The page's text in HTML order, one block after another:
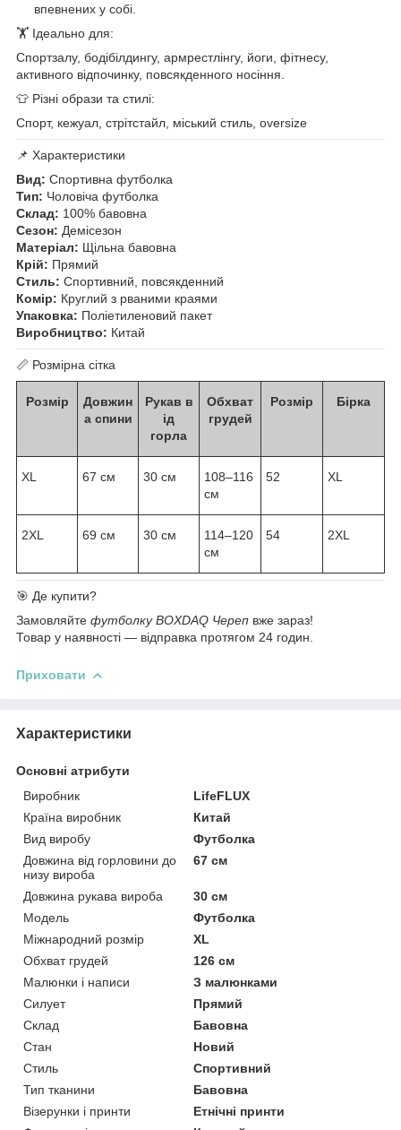
впевнених у собі.
🏋 Ідеально для:
Спортзалу, бодібілдингу, армрестлінгу, йоги, фітнесу,
активного відпочинку, повсякденного носіння.
👕 Різні образи та стилі:
Спорт, кежуал, стрітстайл, міський стиль, oversize
📌 Характеристики
Вид: Спортивна футболка
Тип: Чоловіча футболка
Склад: 100% бавовна
Сезон: Демісезон
Матеріал: Щільна бавовна
Крій: Прямий
Стиль: Спортивний, повсякденний
Комір: Круглий з рваними краями
Упаковка: Поліетиленовий пакет
Виробництво: Китай
📏 Розмірна сітка
Розмір
Довжин
а спини
Рукав в
ід
горла
Обхват
грудей
Розмір Бірка
XL 67 см 30 см
108–116
см
52 XL
2XL 69 см 30 см
114–120
см
54 2XL
🎯 Де купити?
Замовляйте футболку BOXDAQ Череп вже зараз!
Товар у наявності — відправка протягом 24 годин.
Приховати
Характеристики
Основні атрибути
Виробник
LifeFLUX
Країна виробник
Китай
Вид виробу
Футболка
Довжина від горловини до
низу вироба
67 см
Довжина рукава вироба
30 см
Модель
Футболка
Міжнародний розмір
XL
Обхват грудей
126 см
Малюнки і написи
З малюнками
Силует
Прямий
Склад
Бавовна
Стан
Новий
Стиль
Спортивний
Тип тканини
Бавовна
Візерунки і принти
Етнічні принти